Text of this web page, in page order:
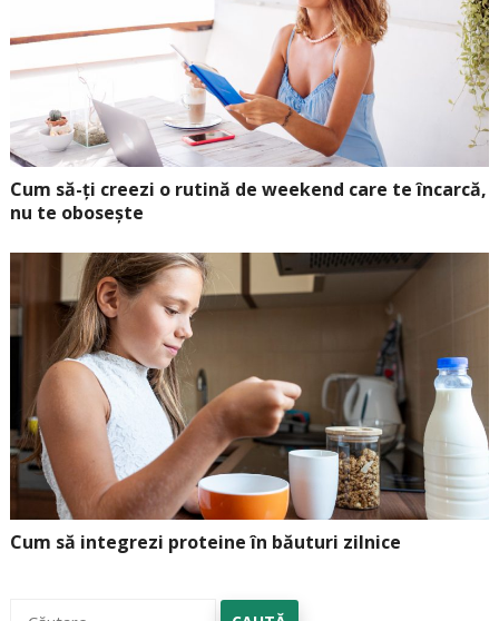
Cum să-ți creezi o rutină de weekend care te încarcă,
nu te obosește
Cum să integrezi proteine în băuturi zilnice